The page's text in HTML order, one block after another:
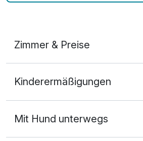
Zimmer & Preise
2 Erwachsene
Kinderermäßigungen
Mit Hund unterwegs